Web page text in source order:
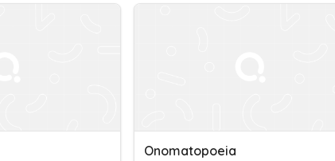
Onomatopoeia